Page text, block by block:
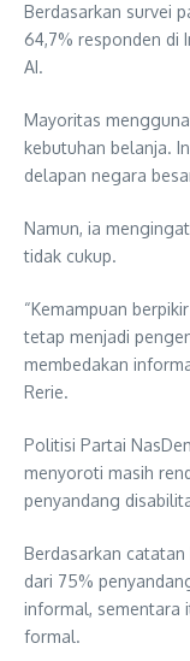
Berdasarkan survei
64,7% responden di
AI.
Mayoritas
kebutuhan belanja.
delapan negara
Namun, ia
tidak cukup.
“Kemampuan
tetap menjadi
membedakan
Rerie.
Politisi Partai
menyoroti masih
penyandang
Berdasarkan
dari 75%
informal, sementara
formal.